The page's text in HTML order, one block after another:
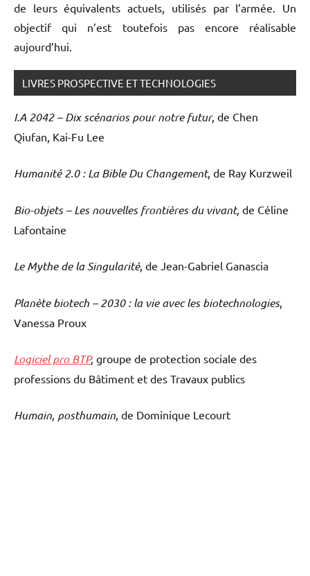
de leurs équivalents actuels, utilisés par l’armée. Un
objectif qui n’est toutefois pas encore réalisable
aujourd’hui.
LIVRES PROSPECTIVE ET TECHNOLOGIES
I.A 2042 – Dix scénarios pour notre futur, de Chen
Qiufan, Kai-Fu Lee
Humanité 2.0 : La Bible Du Changement, de Ray Kurzweil
Bio-objets – Les nouvelles frontières du vivant, de Céline
Lafontaine
Le Mythe de la Singularité, de Jean-Gabriel Ganascia
Planète biotech – 2030 : la vie avec les biotechnologies,
Vanessa Proux
Logiciel pro BTP, groupe de protection sociale des
professions du Bâtiment et des Travaux publics
Humain, posthumain , de Dominique Lecourt